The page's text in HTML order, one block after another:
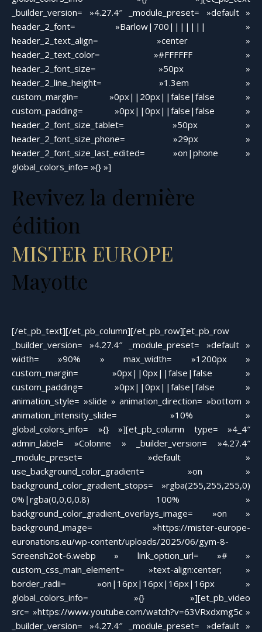
_builder_version= »4.27.4″ _module_preset= »default »
header_2_font= »Barlow|700||||||| »
header_2_text_align= »center »
header_2_text_color= »#FFFFFF »
header_2_font_size= »50px »
header_2_line_height= »1.3em »
custom_margin= »0px||20px||false|false »
custom_padding= »0px||0px||false|false »
header_2_font_size_tablet= »50px »
header_2_font_size_phone= »29px »
header_2_font_size_last_edited= »on|phone »
global_colors_info= »{} »]
Revivez la dernière
édition
MISTER EUROPE
Mayotte
[/et_pb_text][/et_pb_column][/et_pb_row][et_pb_row
_builder_version= »4.27.4″ _module_preset= »default »
width= »90% » max_width= »1200px »
custom_margin= »0px||0px||false|false »
custom_padding= »0px||0px||false|false »
animation_style= »slide » animation_direction= »bottom »
animation_intensity_slide= »10% »
global_colors_info= »{} »][et_pb_column type= »4_4″
admin_label= »Colonne » _builder_version= »4.27.4″
_module_preset= »default »
use_background_color_gradient= »on »
background_color_gradient_stops= »rgba(255,255,255,0)
0%|rgba(0,0,0,0.8) 100% »
background_color_gradient_overlays_image= »on »
background_image= »https://mister-europe-
euronations.eu/wp-content/uploads/2025/06/gym-8-
Screensh2ot-6.webp » link_option_url= »# »
custom_css_main_element= »text-align:center; »
border_radii= »on|16px|16px|16px|16px »
global_colors_info= »{} »][et_pb_video
src= »https://www.youtube.com/watch?v=63VRxdxmg5c »
_builder_version= »4.27.4″ _module_preset= »default »